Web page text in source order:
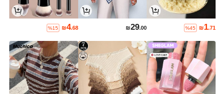
₪1.71
%45
₪29.00
₪4.68
%15